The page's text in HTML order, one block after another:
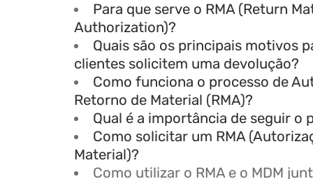
Para que serve o RMA (Return
Authorization)?
Quais são os principais motivos
clientes solicitem uma devolução?
Como funciona o processo de
Retorno de Material (RMA)?
Qual é a importância de seguir o
Como solicitar um RMA
Material)?
Como utilizar o RMA e o MDM